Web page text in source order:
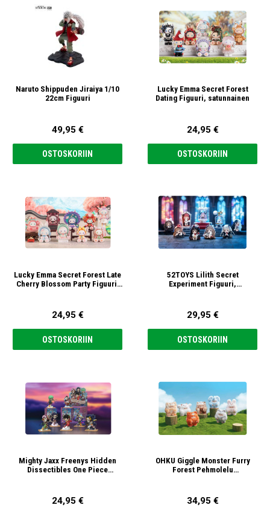
Naruto Shippuden Jiraiya 1/10
22cm Figuuri
49,95 €
OSTOSKORIIN
Lucky Emma Secret Forest
Dating Figuuri, satunnainen
24,95 €
OSTOSKORIIN
Lucky Emma Secret Forest Late
Cherry Blossom Party Figuuri,
24,95 €
OSTOSKORIIN
52TOYS Lilith Secret
Experiment Figuuri,
29,95 €
OSTOSKORIIN
Mighty Jaxx Freenys Hidden
Dissectibles One Piece
24,95 €
OHKU Giggle Monster Furry
Forest Pehmolelu
34,95 €